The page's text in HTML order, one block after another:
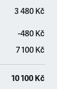
3 480 Kč
-480 Kč
7 100 Kč
10 100 Kč